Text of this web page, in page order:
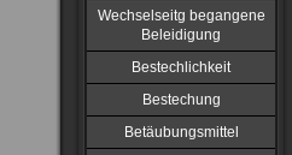
Wechselseitg begangene
Beleidigung
Bestechlichkeit
Bestechung
Betäubungsmittel